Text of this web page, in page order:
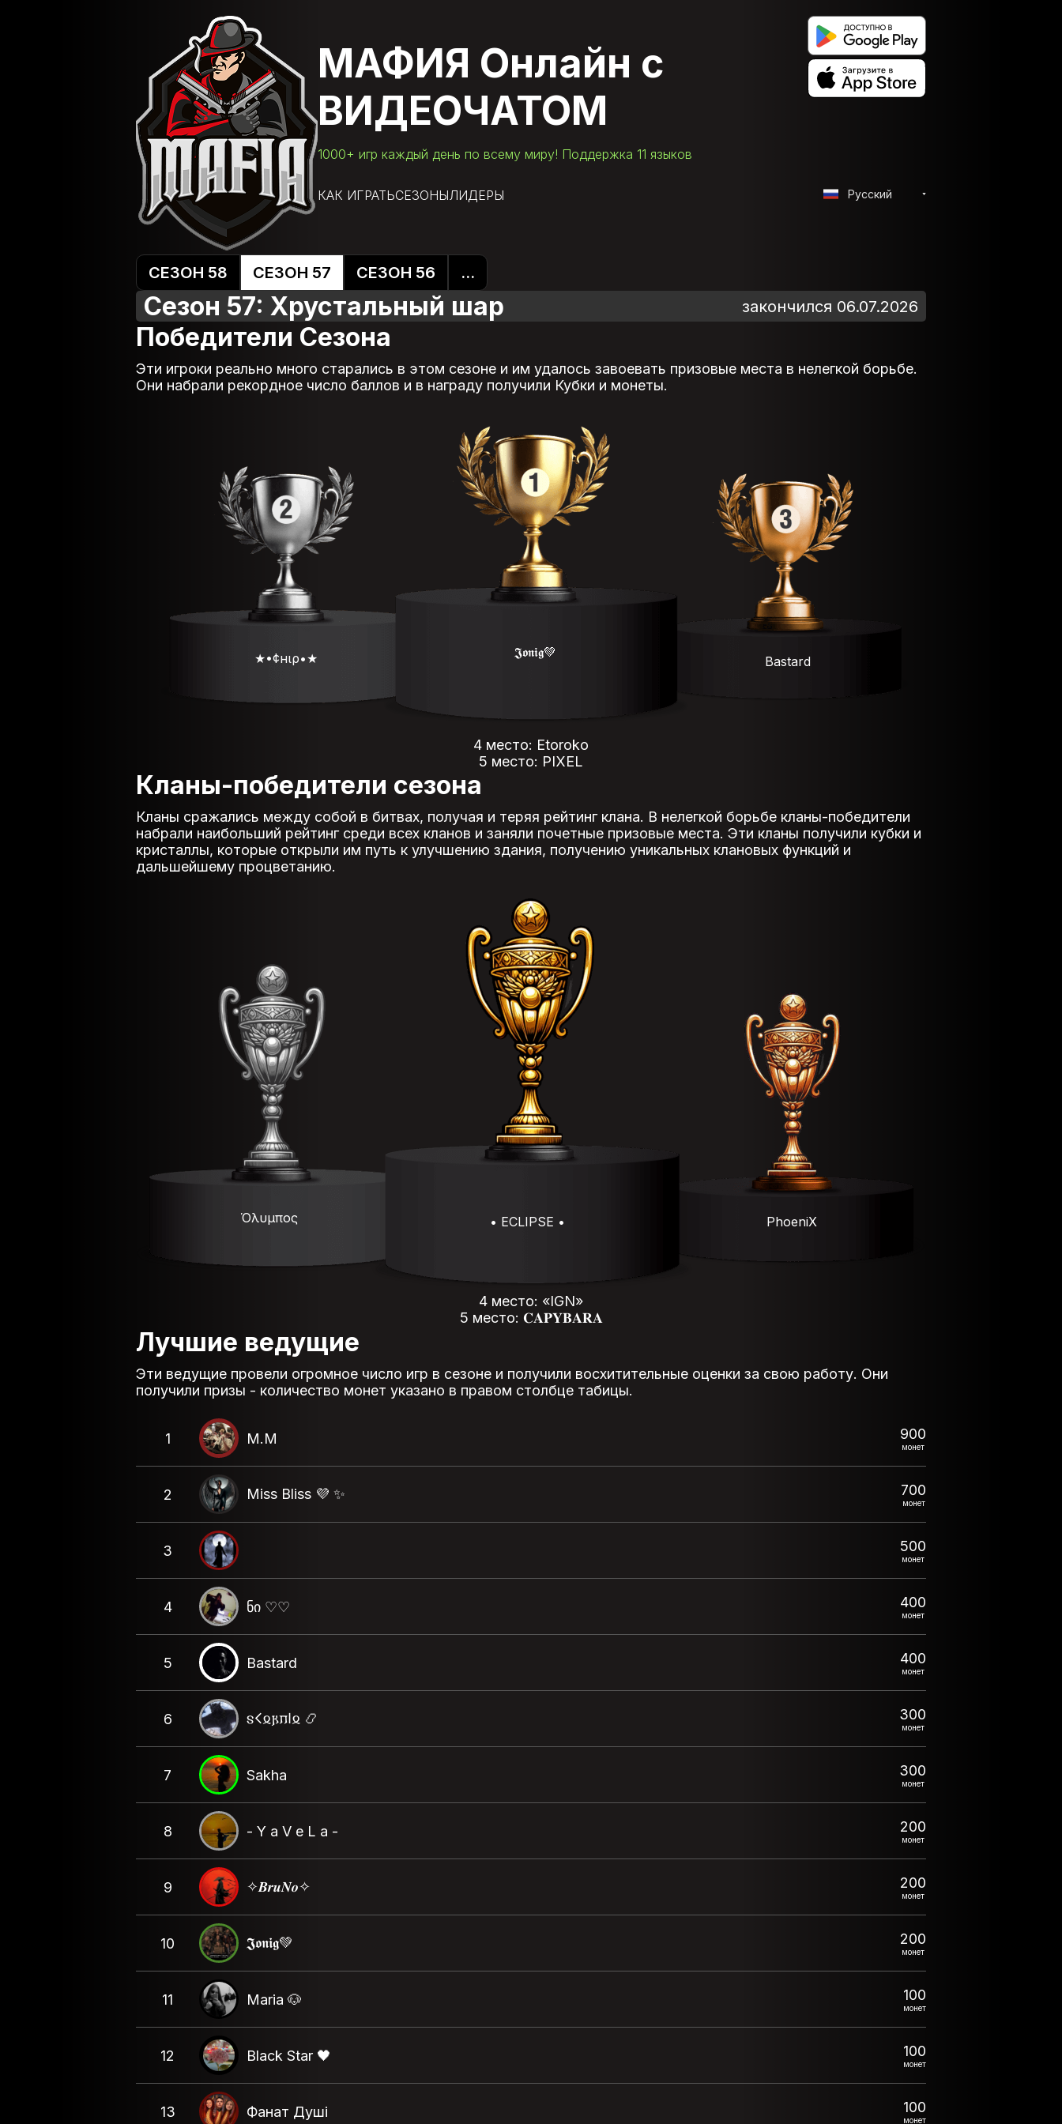
МАФИЯ Онлайн с
ВИДЕОЧАТОМ
1000+ игр каждый день по всему миру! Поддержка 11 языков
КАК ИГРАТЬСЕЗОНЫЛИДЕРЫ Русский
СЕЗОН 58 СЕЗОН 57 СЕЗОН 56 ...
Сезон 57: Хрустальный шар закончился 06.07.2026
Победители Сезона
Эти игроки реально много старались в этом сезоне и им удалось завоевать призовые места в нелегкой борьбе.
Они набрали рекордное число баллов и в награду получили Кубки и монеты.
𝕵𝖔𝖓𝖎𝖌💚
★•¢нιρ•★ Bastard
4 место: Etoroko
5 место: PIXEL
Кланы-победители сезона
Кланы сражались между собой в битвах, получая и теряя рейтинг клана. В нелегкой борьбе кланы-победители
набрали наибольший рейтинг среди всех кланов и заняли почетные призовые места. Эти кланы получили кубки и
кристаллы, которые открыли им путь к улучшению здания, получению уникальных клановых функций и
дальшейшему процветанию.
• ECLIPSE •
Όλυμπος PhoeniX
4 место: «IGN»
5 место: 𝐂𝐀𝐏𝐘𝐁𝐀𝐑𝐀
Лучшие ведущие
Эти ведущие провели огромное число игр в сезоне и получили восхитительные оценки за свою работу. Они
получили призы - количество монет указано в правом столбце табицы.
1 M.M 900
монет
2 Miss Bliss 💜 ✨️ 700
монет
3 500
монет
4 ნი ♡♡ 400
монет
5 Bastard 400
монет
6 𐍃𐌂𐍉𐍂𐍀𐌉𐍉 📿 300
монет
7 Sakha 300
монет
8 - Y a V e L a - 200
монет
9 ✧𝑩𝒓𝒖𝑵𝒐✧ 200
монет
10 𝕵𝖔𝖓𝖎𝖌💚 200
монет
11 Maria 🐶 100
монет
12 Black Star 🖤 100
монет
13 Фанат Душі 100
монет